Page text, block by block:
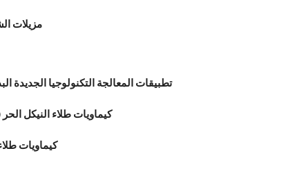
مزيلات
تطبيقات المعالجة التكنولوجيا الجديدة
كيماويات طلاء النيكل الحر
كيماويات